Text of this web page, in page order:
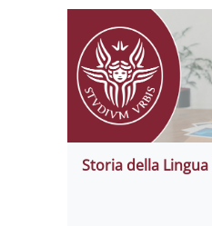
Storia della